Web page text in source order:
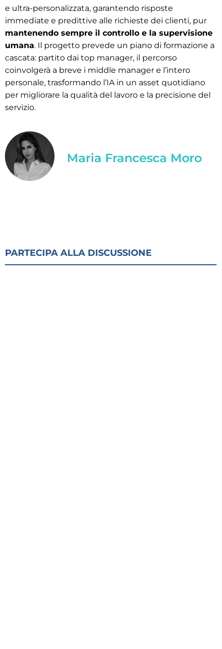
e ultra-personalizzata, garantendo risposte
immediate e predittive alle richieste dei clienti, pur
mantenendo sempre il controllo e la supervisione
umana. Il progetto prevede un piano di formazione a
cascata: partito dai top manager, il percorso
coinvolgerà a breve i middle manager e l’intero
personale, trasformando l’IA in un asset quotidiano
per migliorare la qualità del lavoro e la precisione del
servizio.
Maria Francesca Moro
PARTECIPA ALLA DISCUSSIONE